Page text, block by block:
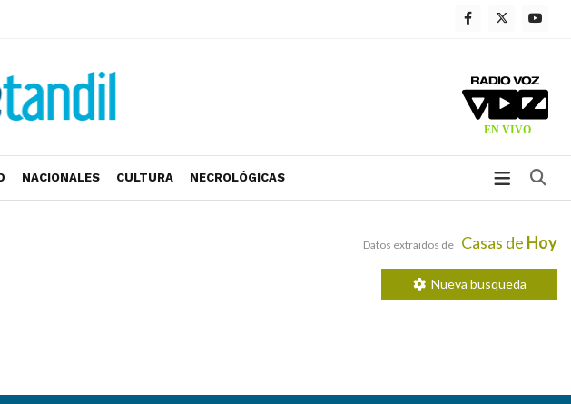
NACIONALES CULTURA NECROLÓGICAS
Datos extraidos de Casas de Hoy
Nueva busqueda